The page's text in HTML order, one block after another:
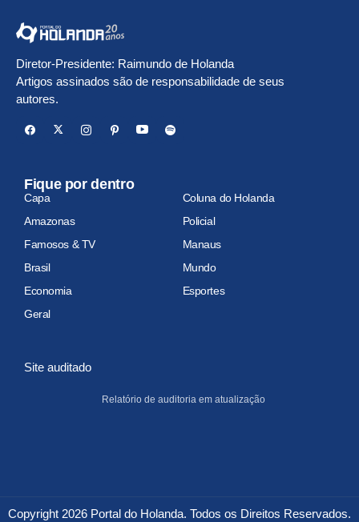
Diretor-Presidente: Raimundo de Holanda
Artigos assinados são de responsabilidade de seus
autores.
Fique por dentro
Capa
Coluna do Holanda
Amazonas
Policial
Famosos & TV
Manaus
Brasil
Mundo
Economia
Esportes
Geral
Site auditado
Relatório de auditoria em atualização
Copyright 2026 Portal do Holanda. Todos os Direitos Reservados.